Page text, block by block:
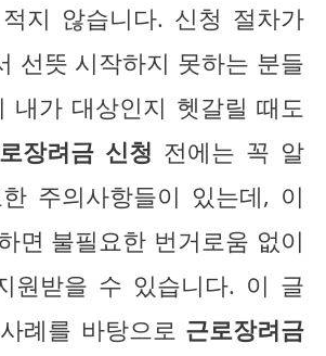
지 않습니다. 신청 절차가
선뜻 시작하지 못하는 분들
내가 대상인지 헷갈릴 때도
장려금 신청 전에는 꼭 알
주의사항들이 있는데, 이
면 불필요한 번거로움 없이
원받을 수 있습니다. 이 글
례를 바탕으로 근로장려금